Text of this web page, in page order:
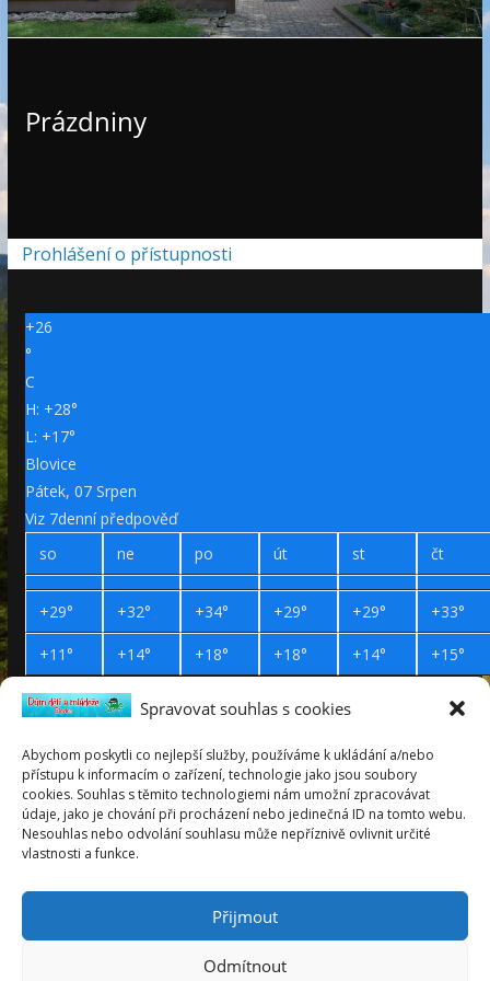
Spravovat souhlas s cookies
Abychom poskytli co nejlepší služby, používáme k ukládání a/nebo
přístupu k informacím o zařízení, technologie jako jsou soubory
cookies. Souhlas s těmito technologiemi nám umožní zpracovávat
údaje, jako je chování při procházení nebo jedinečná ID na tomto webu.
Nesouhlas nebo odvolání souhlasu může nepříznivě ovlivnit určité
vlastnosti a funkce.
Přijmout
Odmítnout
e
Prázdniny
Prohlášení o přístupnosti
+26
°
C
H: +28°
L: +17°
Blovice
Pátek, 07 Srpen
Viz 7denní předpověď
so
ne po út st čt
+29° +32° +34° +29° +29° +33°
+11° +14° +18° +18° +14° +15°
Prohlášení o přístupnosti
pátek
7
srpen
2026